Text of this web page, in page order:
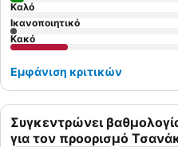
Συγκεντρώνει
για τον προορισμό
Καλό
Ικανοποιητικό
Κακό
Εμφάνιση κριτικών